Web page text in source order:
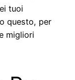
tuoi
questo, per
migliori